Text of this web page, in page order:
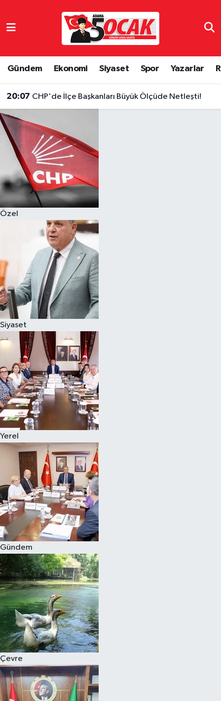
Gündem Ekonomi Siyaset Spor Yazarlar
20:07 CHP'de İlçe Başkanları Büyük Ölçüde Netleşti!
Özel
Siyaset
Yerel
Gündem
Çevre
Eğitim
Ekonomi
Gündem
Magazin
Özel
Resmi İlanlar
Sağlık
Siyaset
Spor
Yaşam
Yerel Yönetimler
Yurttan
Hava Durumu
Son Dakika Haberleri
Haber Arşivi